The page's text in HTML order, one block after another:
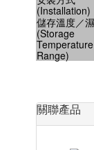
(Installation)
儲存溫度／
(Storage
Temperature
Range)
關聯產品